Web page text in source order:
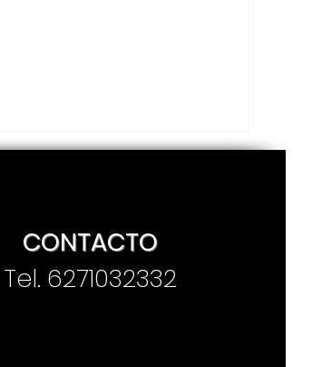
CONTACTO
Tel. 6271032332